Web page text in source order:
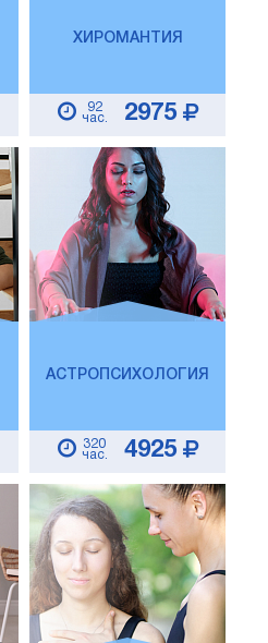
ХИРОМАНТИЯ
92
час.
2975
АСТРОПСИХОЛОГИЯ
320
час.
4925